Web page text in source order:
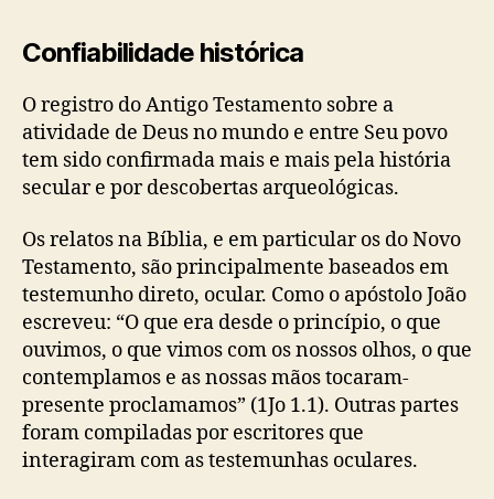
Confiabilidade histórica
O registro do Antigo Testamento sobre a
atividade de Deus no mundo e entre Seu povo
tem sido confirmada mais e mais pela história
secular e por descobertas arqueológicas.
Os relatos na Bíblia, e em particular os do Novo
Testamento, são principalmente baseados em
testemunho direto, ocular. Como o apóstolo João
escreveu: “O que era desde o princípio, o que
ouvimos, o que vimos com os nossos olhos, o que
contemplamos e as nossas mãos tocaram-
presente proclamamos” (1Jo 1.1). Outras partes
foram compiladas por escritores que
interagiram com as testemunhas oculares.